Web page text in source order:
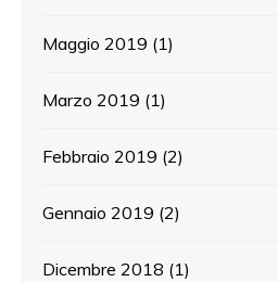
Maggio 2019 (1)
Marzo 2019 (1)
Febbraio 2019 (2)
Gennaio 2019 (2)
Dicembre 2018 (1)